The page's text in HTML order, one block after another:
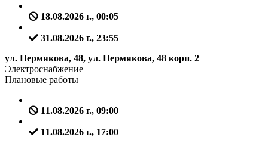
18.08.2026 г., 00:05
31.08.2026 г., 23:55
ул. Пермякова, 48, ул. Пермякова, 48 корп. 2
Электроснабжение
Плановые работы
11.08.2026 г., 09:00
11.08.2026 г., 17:00